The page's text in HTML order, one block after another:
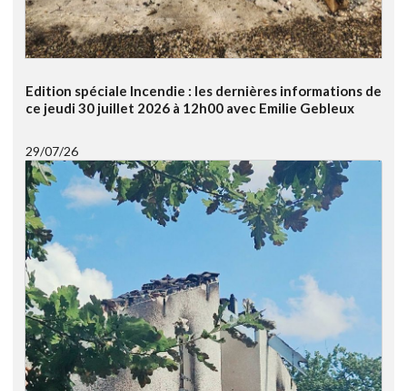
Edition spéciale Incendie : les dernières informations de
ce jeudi 30 juillet 2026 à 12h00 avec Emilie Gebleux
29/07/26